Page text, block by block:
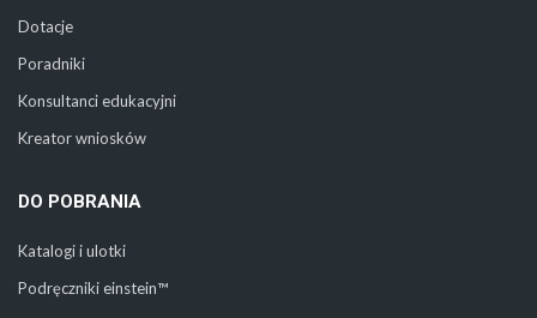
Dotacje
Poradniki
Konsultanci edukacyjni
Kreator wniosków
DO POBRANIA
Katalogi i ulotki
Podręczniki einstein™